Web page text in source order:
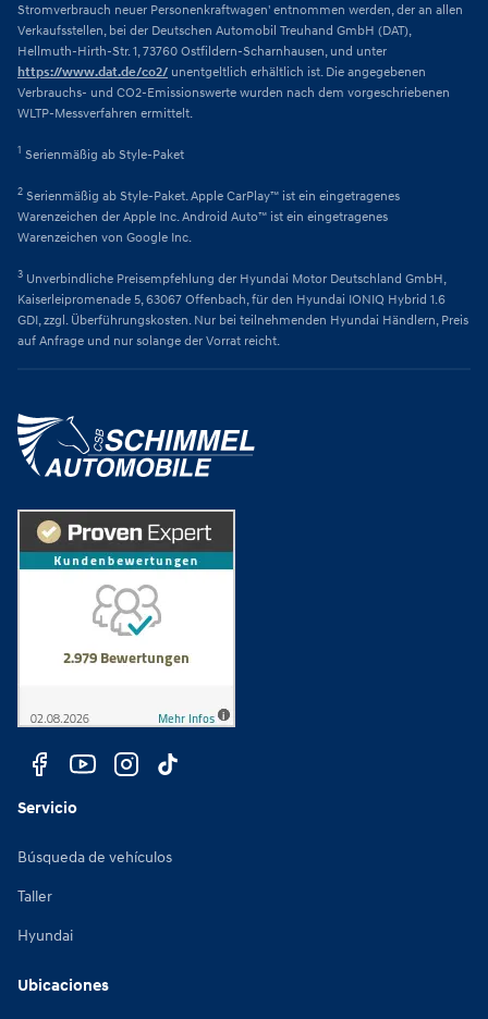
Stromverbrauch neuer Personenkraftwagen' entnommen werden, der an allen
Verkaufsstellen, bei der Deutschen Automobil Treuhand GmbH (DAT),
Hellmuth-Hirth-Str. 1, 73760 Ostfildern-Scharnhausen, und unter
https://www.dat.de/co2/ unentgeltlich erhältlich ist. Die angegebenen
Verbrauchs- und CO2-Emissionswerte wurden nach dem vorgeschriebenen
WLTP-Messverfahren ermittelt.
1 Serienmäßig ab Style-Paket
2 Serienmäßig ab Style-Paket. Apple CarPlay™ ist ein eingetragenes
Warenzeichen der Apple Inc. Android Auto™ ist ein eingetragenes
Warenzeichen von Google Inc.
3 Unverbindliche Preisempfehlung der Hyundai Motor Deutschland GmbH,
Kaiserleipromenade 5, 63067 Offenbach, für den Hyundai IONIQ Hybrid 1.6
GDI, zzgl. Überführungskosten. Nur bei teilnehmenden Hyundai Händlern, Preis
auf Anfrage und nur solange der Vorrat reicht.
Servicio
Búsqueda de vehículos
Taller
Hyundai
Ubicaciones